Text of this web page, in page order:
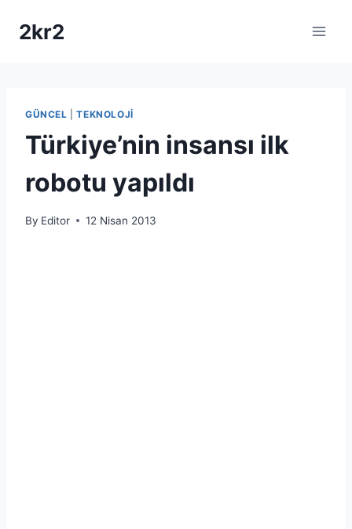
2kr2
GÜNCEL |TEKNOLOJI
Türkiye’nin insansı ilk
robotu yapıldı
By Editor 12 Nisan 2013